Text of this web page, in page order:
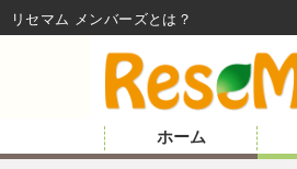
ホーム
リセマム メンバーズ